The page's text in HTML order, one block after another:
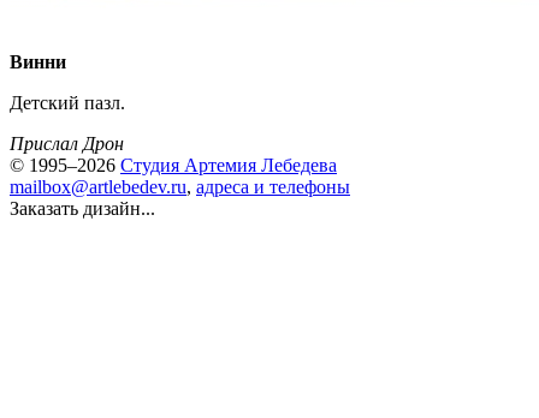
Винни
Детский пазл.
Прислал Дрон
© 1995–2026 Студия Артемия Лебедева
mailbox@artlebedev.ru, адреса и телефоны
Заказать дизайн...